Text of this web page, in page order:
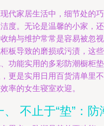
代家居生活中，细节处的
度。无论是温馨的小家，
纳与维护常常是容易被忽
板导致的磨损或污渍，这
功能实用的多彩防潮橱柜
更是实用日用百货清单里
率的女生寝室欢迎。
、 不止于“垫”：